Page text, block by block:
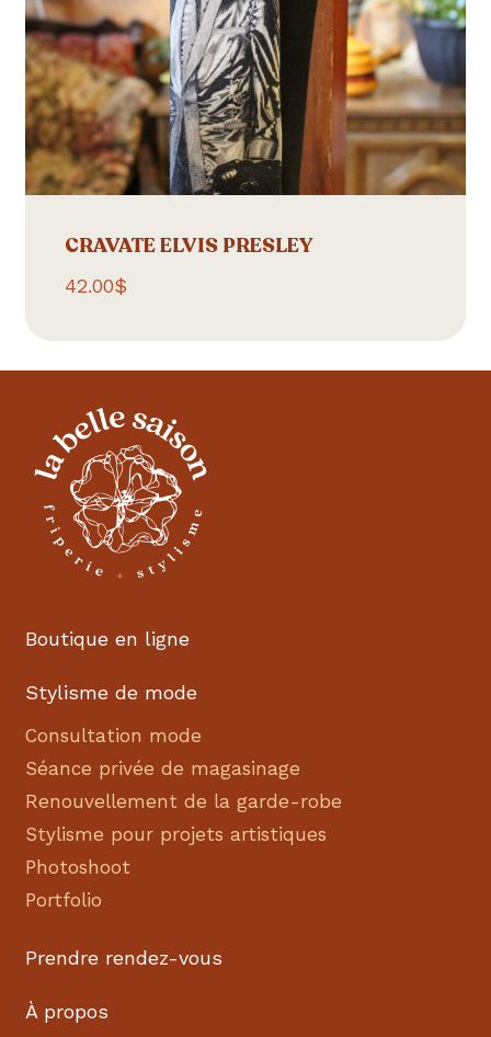
CRAVATE ELVIS PRESLEY
42.00$
Boutique en ligne
Stylisme de mode
Consultation mode
Séance privée de magasinage
Renouvellement de la garde-robe
Stylisme pour projets artistiques
Photoshoot
Portfolio
Prendre rendez-vous
À propos